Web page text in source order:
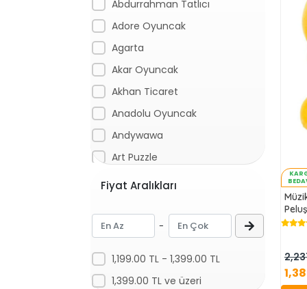
Abdurrahman Tatlıcı
Adore Oyuncak
Agarta
Akar Oyuncak
Akhan Ticaret
Anadolu Oyuncak
Andywawa
Art Puzzle
Artı
Asya Oyuncak
Aydede Oyuncak
Fiyat Aralıkları
-
1,199.00 TL - 1,399.00 TL
1,399.00 TL ve üzeri